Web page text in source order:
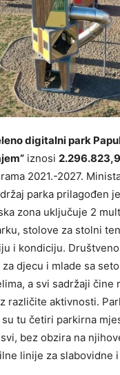
digitalni park
iznosi
2021.-2027.
parka prilagođen
zona uključuje 2
stolove za stolni
i kondiciju.
djecu i mlade sa
a svi sadržaji
različite aktivnosti.
tu četiri parkirna
bez obzira na
linije za slabovidne